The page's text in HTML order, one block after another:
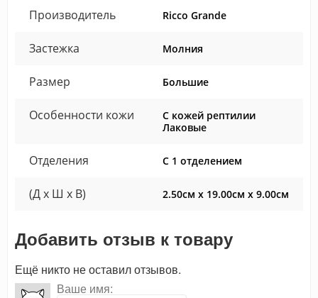
Производитель Ricco Grande
Застежка Молния
Размер Большие
Особенности кожи
С кожей рептилии
Лаковые
Отделения С 1 отделением
(Д x Ш x В) 2.50см x 19.00см x 9.00см
Добавить отзыв к товару
Ещё никто не оставил отзывов.
Ваше имя: